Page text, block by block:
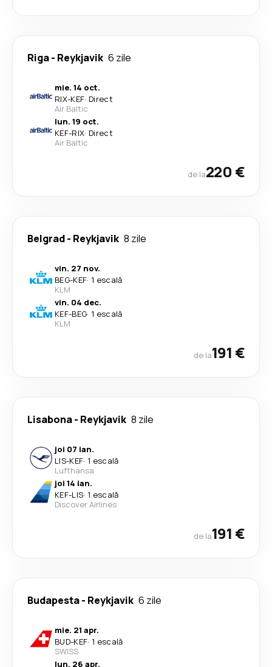
Riga- Reykjavik 6 zile
mie. 14 oct.
RIX-KEF· Direct
Air Baltic
lun. 19 oct.
KEF-RIX· Direct
Air Baltic
de la220 €
Belgrad- Reykjavik 8 zile
vin. 27 nov.
BEG-KEF· 1 escală
KLM
vin. 04 dec.
KEF-BEG· 1 escală
KLM
de la191 €
Lisabona- Reykjavik 8 zile
joi 07 ian.
LIS-KEF· 1 escală
Lufthansa
joi 14 ian.
KEF-LIS· 1 escală
Discover Airlines
de la191 €
Budapesta- Reykjavik 6 zile
mie. 21 apr.
BUD-KEF· 1 escală
SWISS
lun. 26 apr.